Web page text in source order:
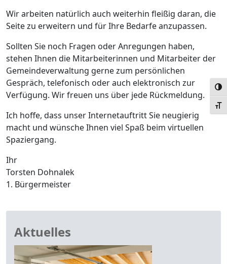
Wir arbeiten natürlich auch weiterhin fleißig daran, die
Seite zu erweitern und für Ihre Bedarfe anzupassen.
Sollten Sie noch Fragen oder Anregungen haben,
stehen Ihnen die Mitarbeiterinnen und Mitarbeiter der
Gemeindeverwaltung gerne zum persönlichen
Gespräch, telefonisch oder auch elektronisch zur
Verfügung. Wir freuen uns über jede Rückmeldung.
Ich hoffe, dass unser Internetauftritt Sie neugierig
macht und wünsche Ihnen viel Spaß beim virtuellen
Spaziergang.
Ihr
Torsten Dohnalek
1. Bürgermeister
Aktuelles